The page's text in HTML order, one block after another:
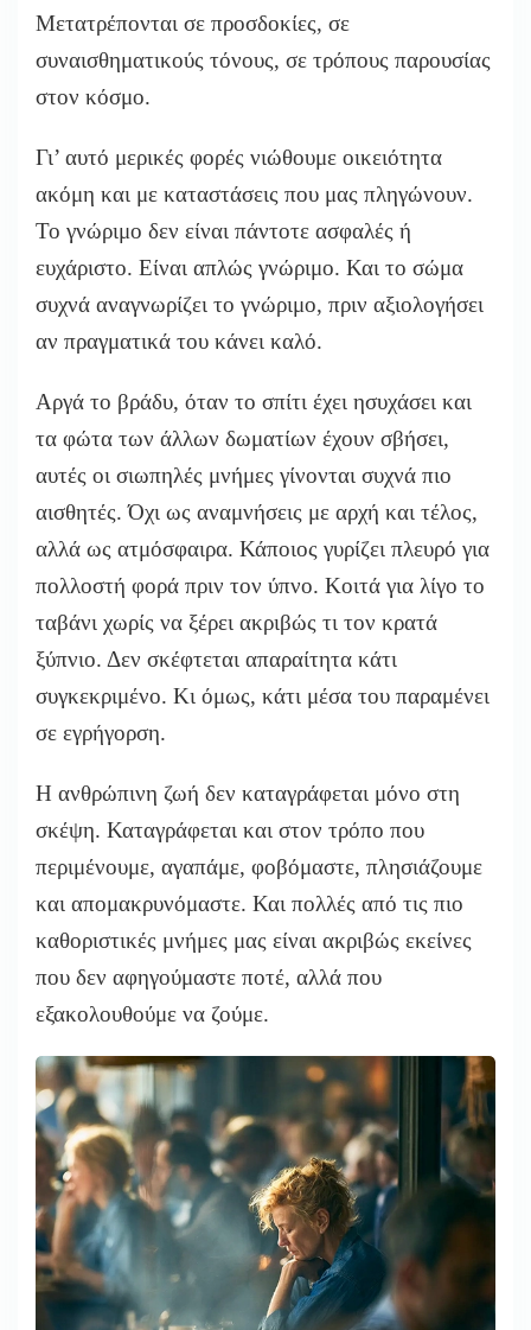
Μετατρέπονται σε προσδοκίες, σε
συναισθηματικούς τόνους, σε τρόπους παρουσίας
στον κόσμο.
Γι’ αυτό μερικές φορές νιώθουμε οικειότητα
ακόμη και με καταστάσεις που μας πληγώνουν.
Το γνώριμο δεν είναι πάντοτε ασφαλές ή
ευχάριστο. Είναι απλώς γνώριμο. Και το σώμα
συχνά αναγνωρίζει το γνώριμο, πριν αξιολογήσει
αν πραγματικά του κάνει καλό.
Αργά το βράδυ, όταν το σπίτι έχει ησυχάσει και
τα φώτα των άλλων δωματίων έχουν σβήσει,
αυτές οι σιωπηλές μνήμες γίνονται συχνά πιο
αισθητές. Όχι ως αναμνήσεις με αρχή και τέλος,
αλλά ως ατμόσφαιρα. Κάποιος γυρίζει πλευρό για
πολλοστή φορά πριν τον ύπνο. Κοιτά για λίγο το
ταβάνι χωρίς να ξέρει ακριβώς τι τον κρατά
ξύπνιο. Δεν σκέφτεται απαραίτητα κάτι
συγκεκριμένο. Κι όμως, κάτι μέσα του παραμένει
σε εγρήγορση.
Η ανθρώπινη ζωή δεν καταγράφεται μόνο στη
σκέψη. Καταγράφεται και στον τρόπο που
περιμένουμε, αγαπάμε, φοβόμαστε, πλησιάζουμε
και απομακρυνόμαστε. Και πολλές από τις πιο
καθοριστικές μνήμες μας είναι ακριβώς εκείνες
που δεν αφηγούμαστε ποτέ, αλλά που
εξακολουθούμε να ζούμε.